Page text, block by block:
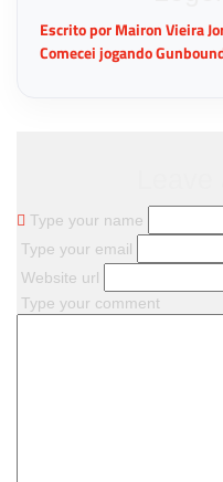
Escrito por Mairon Vieira
Comecei jogando
Type your name
Type your email
Website url
Type your comment